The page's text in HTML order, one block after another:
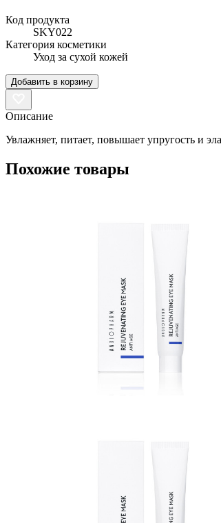
Код продукта
SKY022
Категория косметики
Уход за сухой кожей
Добавить в корзину
Описание
Увлажняет, питает, повышает упругость и
Похожие товары